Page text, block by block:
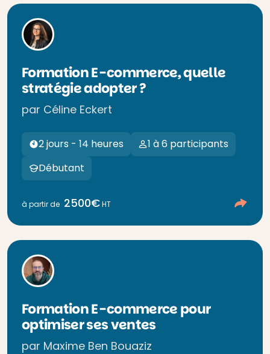
Formation E-commerce, quelle
stratégie adopter ?
par Céline Eckert
2 jours - 14 heures
1 à 6 participants
Débutant
à partir de 2500€HT
Formation E-commerce pour
optimiser ses ventes
par Maxime Ben Bouaziz